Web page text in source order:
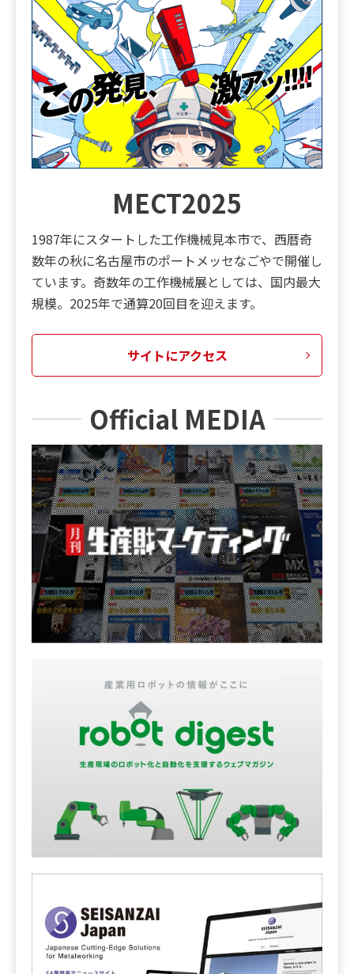
MECT2025
1987年にスタートした工作機械見本市で、西暦奇
数年の秋に名古屋市のポートメッセなごやで開催し
ています。奇数年の工作機械展としては、国内最大
規模。2025年で通算20回目を迎えます。
サイトにアクセス
Official MEDIA